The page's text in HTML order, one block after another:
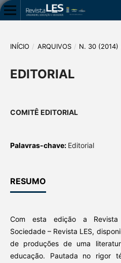
INÍCIO / ARQUIVOS / N. 30 (2014)
EDITORIAL
COMITÊ EDITORIAL
Palavras-chave: Editorial
RESUMO
Com esta edição a Revista
Sociedade – Revista LES,
de produções de uma
educação. Pautada no rigor